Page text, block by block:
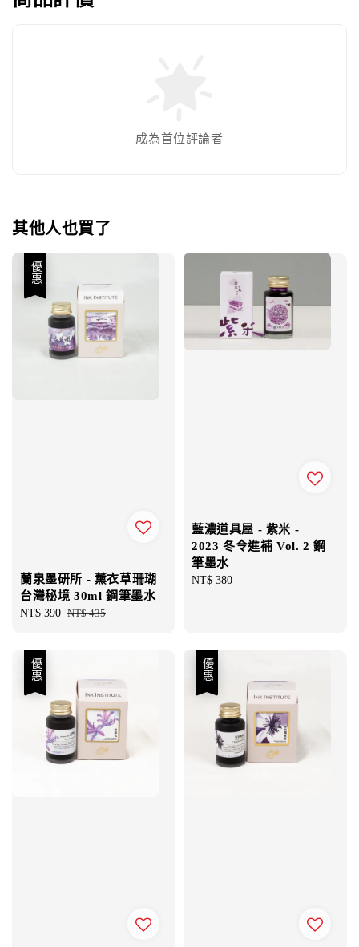
成為首位評論者
其他人也買了
優惠
蘭泉墨研所 - 薰衣草珊瑚
台灣秘境 30ml 鋼筆墨水
Sale
NT$ 390 Regular
NT$ 435
藍濃道具屋 - 紫米 -
2023 冬令進補 Vol. 2 鋼
筆墨水
Regular
NT$ 380
優惠 優惠